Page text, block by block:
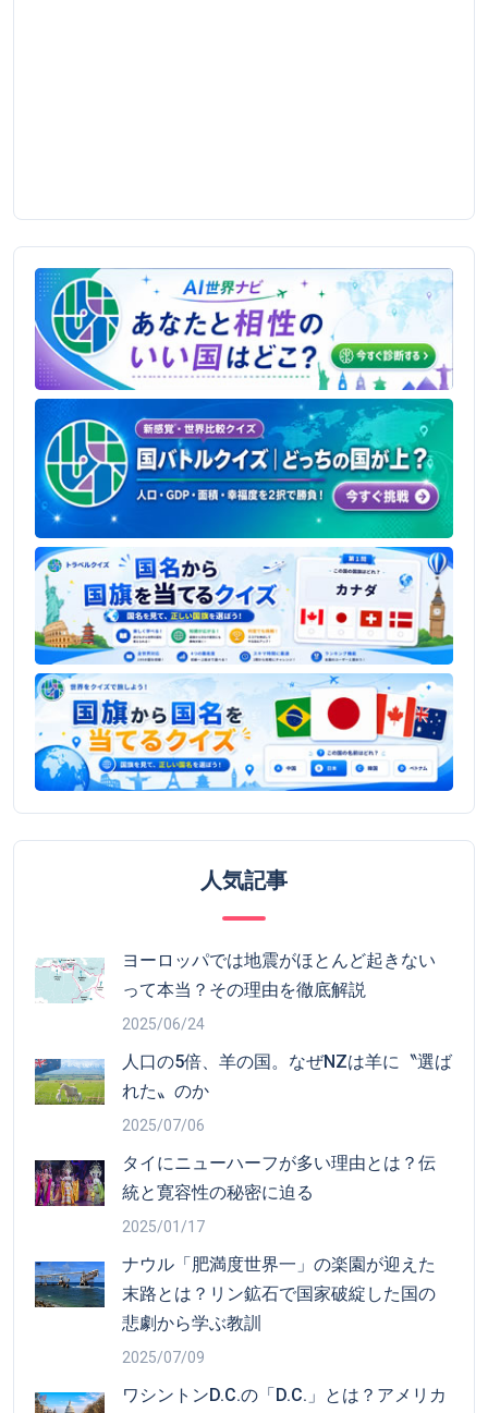
人気記事
ヨーロッパでは地震がほとんど起きない
って本当？その理由を徹底解説
2025/06/24
人口の5倍、羊の国。なぜNZは羊に〝選ば
れた〟のか
2025/07/06
タイにニューハーフが多い理由とは？伝
統と寛容性の秘密に迫る
2025/01/17
ナウル「肥満度世界一」の楽園が迎えた
末路とは？リン鉱石で国家破綻した国の
悲劇から学ぶ教訓
2025/07/09
ワシントンD.C.の「D.C.」とは？アメリカ